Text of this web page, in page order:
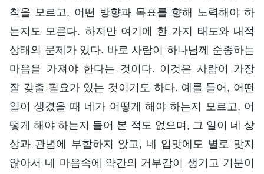
칙을 모르고, 어떤 방향과 목표를 향해 노력해야 하
는지도 모른다. 하지만 여기에 한 가지 태도와 내적
상태의 문제가 있다. 바로 사람이 하나님께 순종하는
마음을 가져야 한다는 것이다. 이것은 사람이 가장
잘 갖출 필요가 있는 것이기도 하다. 예를 들어, 어떤
일이 생겼을 때 네가 어떻게 해야 하는지 모르고, 어
떻게 해야 하는지 들어 본 적도 없으며, 그 일이 네 상
상과 관념에 부합하지 않고, 네 입맛에도 별로 맞지
않아서 네 마음속에 약간의 거부감이 생기고 기분이